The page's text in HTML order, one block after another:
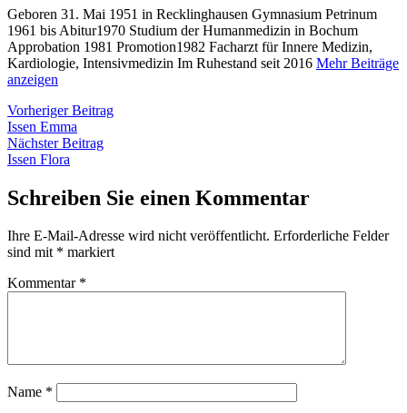
Geboren 31. Mai 1951 in Recklinghausen Gymnasium Petrinum
1961 bis Abitur1970 Studium der Humanmedizin in Bochum
Approbation 1981 Promotion1982 Facharzt für Innere Medizin,
Kardiologie, Intensivmedizin Im Ruhestand seit 2016 Mehr Beiträge
anzeigen
Beitragsnavigation
Vorheriger BeitragVorheriger
Issen Emma
Nächster BeitragNächster
Issen Flora
Schreiben Sie einen Kommentar
Ihre E-Mail-Adresse wird nicht veröffentlicht. Erforderliche Felder
sind mit * markiert
Kommentar *
Name *